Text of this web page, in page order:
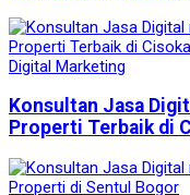
Digital Marketing
Konsultan Jasa
Properti Terbaik di